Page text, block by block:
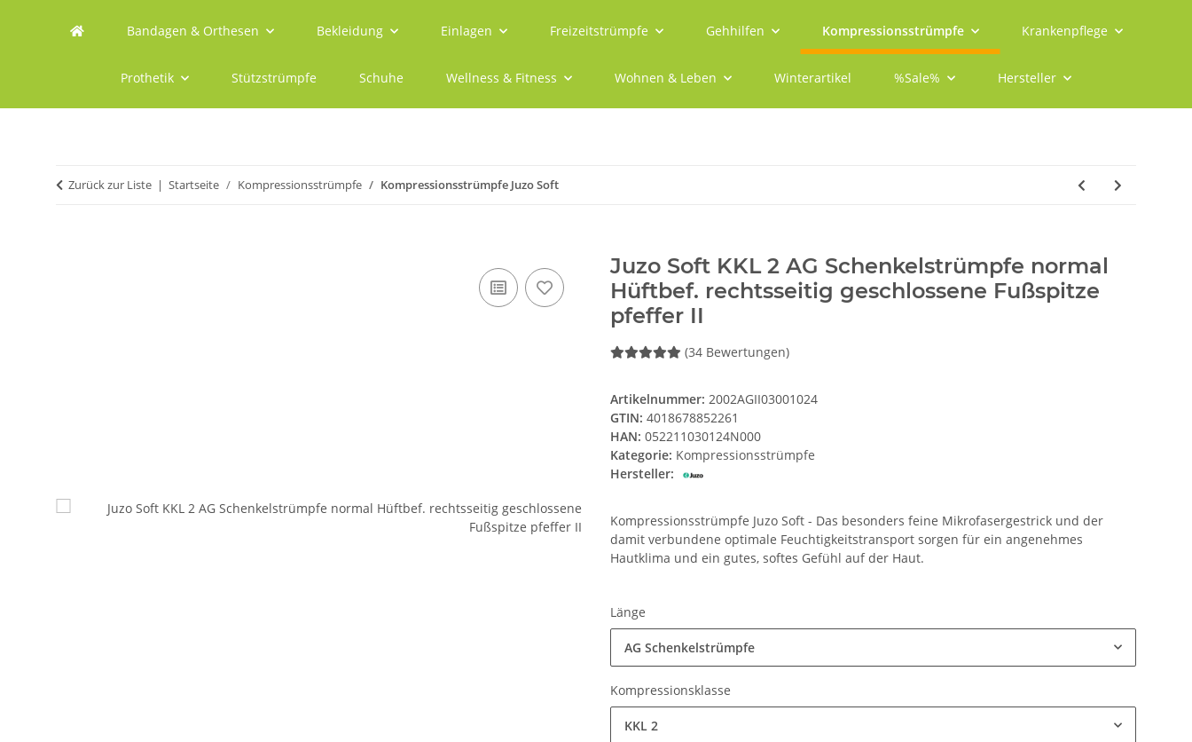
Bandagen & Orthesen Bekleidung Einlagen Freizeitstrümpfe Gehhilfen Kompressionsstrümpfe Krankenpflege
Prothetik Stützstrümpfe Schuhe Wellness & Fitness Wohnen & Leben Winterartikel %Sale% Hersteller
Zurück zur Liste Startseite Kompressionsstrümpfe Kompressionsstrümpfe Juzo Soft
Juzo Soft KKL 2 AG Schenkelstrümpfe normal
Hüftbef. rechtsseitig geschlossene Fußspitze
pfeffer II
(34 Bewertungen)
Artikelnummer: 2002AGII03001024
GTIN: 4018678852261
HAN: 052211030124N000
Kategorie: Kompressionsstrümpfe
Hersteller:
Kompressionsstrümpfe Juzo Soft - Das besonders feine Mikrofasergestrick und der
damit verbundene optimale Feuchtigkeitstransport sorgen für ein angenehmes
Hautklima und ein gutes, softes Gefühl auf der Haut.
Länge
AG Schenkelstrümpfe
Kompressionsklasse
KKL 2